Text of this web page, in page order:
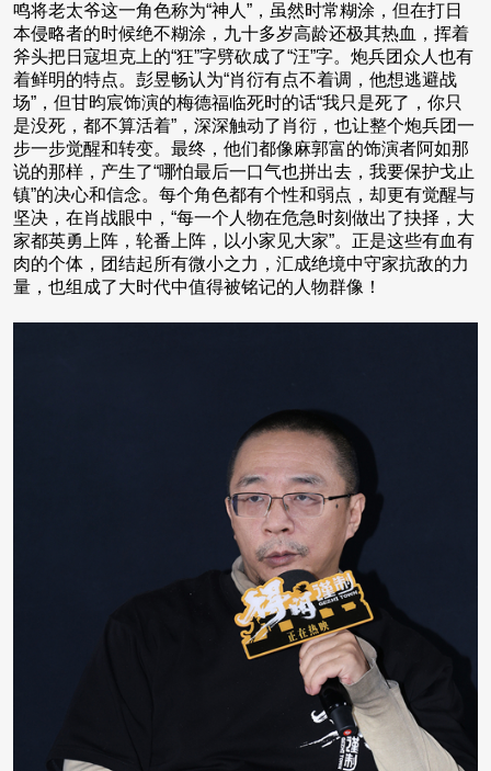
鸣将老太爷这一角色称为“神人”，虽然时常糊涂，但在打日
本侵略者的时候绝不糊涂，九十多岁高龄还极其热血，挥着
斧头把日寇坦克上的“狂”字劈砍成了“汪”字。炮兵团众人也有
着鲜明的特点。彭昱畅认为“肖衍有点不着调，他想逃避战
场”，但甘昀宸饰演的梅德福临死时的话“我只是死了，你只
是没死，都不算活着”，深深触动了肖衍，也让整个炮兵团一
步一步觉醒和转变。最终，他们都像麻郭富的饰演者阿如那
说的那样，产生了“哪怕最后一口气也拼出去，我要保护戈止
镇”的决心和信念。每个角色都有个性和弱点，却更有觉醒与
坚决，在肖战眼中，“每一个人物在危急时刻做出了抉择，大
家都英勇上阵，轮番上阵，以小家见大家”。正是这些有血有
肉的个体，团结起所有微小之力，汇成绝境中守家抗敌的力
量，也组成了大时代中值得被铭记的人物群像！